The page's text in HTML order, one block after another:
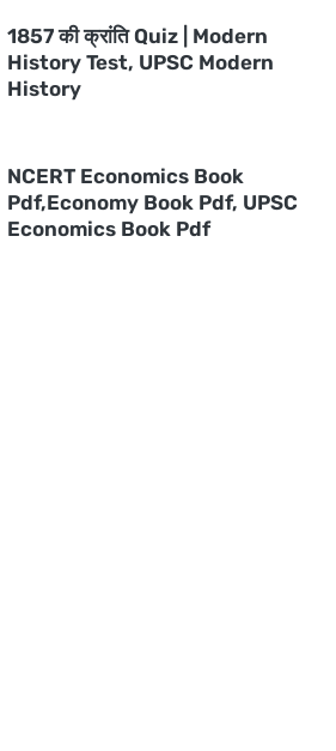
1857 की क्रांति Quiz | Modern
History Test, UPSC Modern
History
NCERT Economics Book
Pdf,Economy Book Pdf, UPSC
Economics Book Pdf